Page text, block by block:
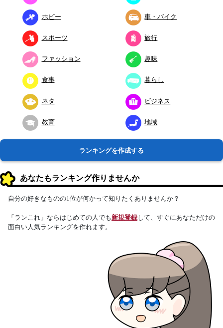
ホビー 車・バイク
スポーツ 旅行
ファッション 趣味
食事 暮らし
ネタ ビジネス
教育 地域
ランキングを作成する
あなたもランキング作りませんか
自分の好きなものの1位が何かって知りたくありませんか？
「ランこれ」ならはじめての人でも新規登録して、すぐにあなただけの
面白い人気ランキングを作れます。